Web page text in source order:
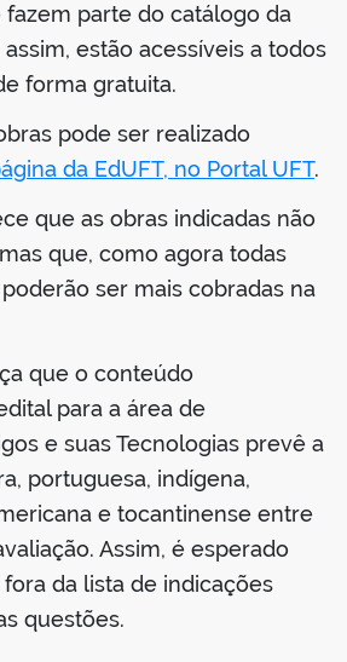
parte do catálogo da
assim, estão acessíveis a todos
forma gratuita.
pode ser realizado
da EdUFT, no Portal UFT.
que as obras indicadas não
que, como agora todas
ser mais cobradas na
que o conteúdo
para a área de
e suas Tecnologias prevê a
portuguesa, indígena,
e tocantinense entre
Assim, é esperado
da lista de indicações
questões.